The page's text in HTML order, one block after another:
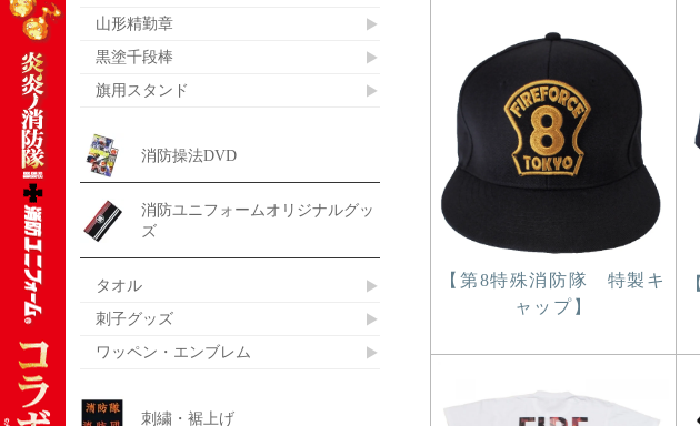
【第8特殊消防隊 特製キ
ャップ】
山形精勤章
黒塗千段棒
旗用スタンド
消防操法DVD
消防ユニフォームオリジナルグッ
ズ
タオル
刺子グッズ
ワッペン・エンブレム
刺繍・裾上げ